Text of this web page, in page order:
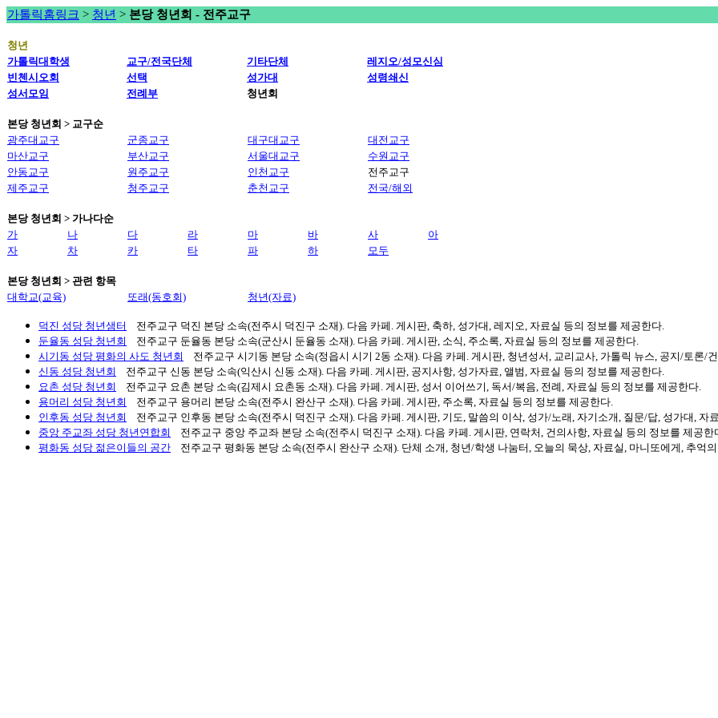
가톨릭홈링크 > 청년 > 본당 청년회 - 전주교구
청년
가톨릭대학생
교구/전국단체 기타단체
레지오/성모신심
빈첸시오회
선택 성가대
성령쇄신
성서모임
전례부 청년회
본당 청년회 > 교구순
광주대교구
군종교구 대구대교구
대전교구
마산교구
부산교구 서울대교구
수원교구
안동교구
원주교구 인천교구
전주교구
제주교구
청주교구 춘천교구 전국/해외
본당 청년회 > 가나다순
가
나 다 라 마 바 사
아
자
차 카 타 파 하 모두
본당 청년회 > 관련 항목
대학교(교육)
또래(동호회) 청년(자료)
덕진 성당 청년샘터
전주교구 덕진 본당 소속(전주시 덕진구 소재). 다음 카페. 게시판, 축하, 성가대, 레지오, 자료실 등의 정보를 제공한다.
둔율동 성당 청년회
전주교구 둔율동 본당 소속(군산시 둔율동 소재). 다음 카페. 게시판, 소식, 주소록, 자료실 등의 정보를 제공한다.
시기동 성당 평화의 사도 청년회
전주교구 시기동 본당 소속(정읍시 시기 2동 소재). 다음 카페. 게시판, 청년성서, 교리교사, 가톨릭 뉴스, 공지/토론/
신동 성당 청년회
전주교구 신동 본당 소속(익산시 신동 소재). 다음 카페. 게시판, 공지사항, 성가자료, 앨범, 자료실 등의 정보를 제공한다.
요촌 성당 청년회
전주교구 요촌 본당 소속(김제시 요촌동 소재). 다음 카페. 게시판, 성서 이어쓰기, 독서/복음, 전례, 자료실 등의 정보를 제공한다.
용머리 성당 청년회
전주교구 용머리 본당 소속(전주시 완산구 소재). 다음 카페. 게시판, 주소록, 자료실 등의 정보를 제공한다.
인후동 성당 청년회
전주교구 인후동 본당 소속(전주시 덕진구 소재). 다음 카페. 게시판, 기도, 말씀의 이삭, 성가/노래, 자기소개, 질문/답, 성가대, 자
중앙 주교좌 성당 청년연합회
전주교구 중앙 주교좌 본당 소속(전주시 덕진구 소재). 다음 카페. 게시판, 연락처, 건의사항, 자료실 등의 정보를 제공한
평화동 성당 젊은이들의 공간 전주교구 평화동 본당 소속(전주시 완산구 소재). 단체 소개, 청년/학생 나눔터, 오늘의 묵상, 자료실, 마니또에게, 추억